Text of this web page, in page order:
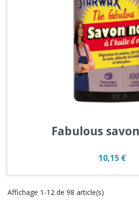
Fabulous
Prix
10,15 €
Affichage 1-12 de 98 article(s)